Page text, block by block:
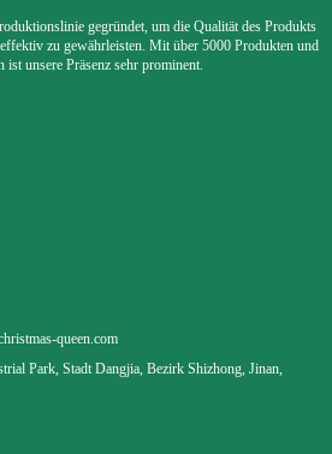
gegründet, um die Qualität des Produkts
zu gewährleisten. Mit über 5000 Produkten und
unsere Präsenz sehr prominent.
queen.com
Park, Stadt Dangjia, Bezirk Shizhong, Jinan,